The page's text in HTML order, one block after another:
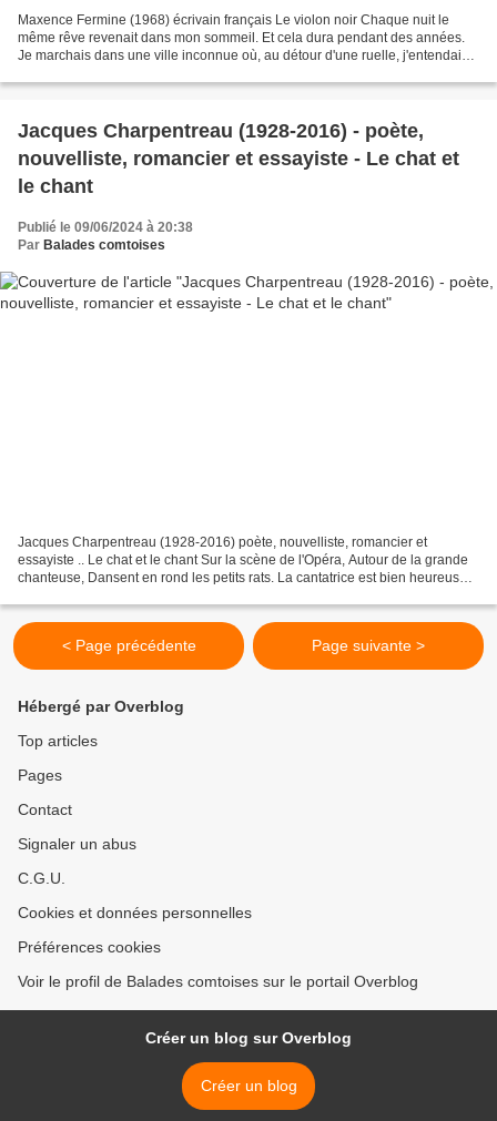
Maxence Fermine (1968) écrivain français Le violon noir Chaque nuit le
même rêve revenait dans mon sommeil. Et cela dura pendant des années.
Je marchais dans une ville inconnue où, au détour d'une ruelle, j'entendais
Jacques Charpentreau (1928-2016) - poète,
nouvelliste, romancier et essayiste - Le chat et
le chant
Publié le 09/06/2024 à 20:38
Par Balades comtoises
Jacques Charpentreau (1928-2016) poète, nouvelliste, romancier et
essayiste .. Le chat et le chant Sur la scène de l'Opéra, Autour de la grande
chanteuse, Dansent en rond les petits rats. La cantatrice est bien heureuse.
< Page précédente Page suivante >
Hébergé par Overblog
Top articles
Pages
Contact
Signaler un abus
C.G.U.
Cookies et données personnelles
Préférences cookies
Voir le profil de Balades comtoises sur le portail Overblog
Créer un blog sur Overblog
Créer un blog